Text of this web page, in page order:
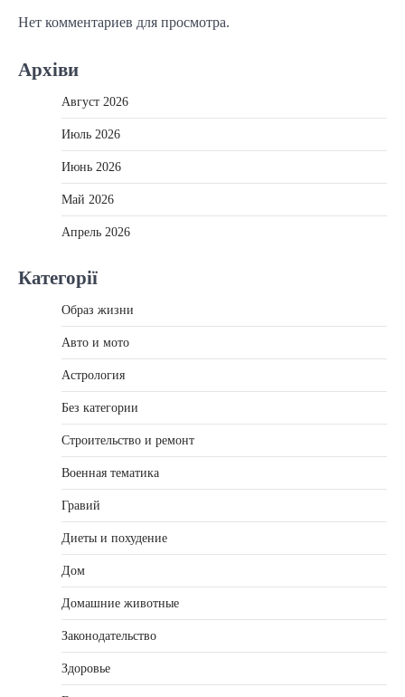
Нет комментариев для просмотра.
Архіви
Август 2026
Июль 2026
Июнь 2026
Май 2026
Апрель 2026
Категорії
Образ жизни
Авто и мото
Астрология
Без категории
Строительство и ремонт
Военная тематика
Гравий
Диеты и похудение
Дом
Домашние животные
Законодательство
Здоровье